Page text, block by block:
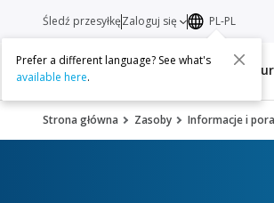
Services
Śledź przesyłkęZaloguj się PL-PL
Prefer a different language? See what's
available here.
Strona główna Zasoby Informacje i